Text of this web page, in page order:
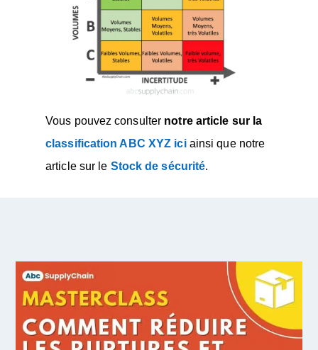
Vous pouvez consulter notre article sur la
classification ABC XYZ iciainsi que notre
article sur le Stock de sécurité.